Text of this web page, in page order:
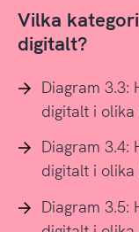
Vilka
digitalt?
Diagram 3.3:
digitalt i
Diagram 3.4:
digitalt i
Diagram 3.5: